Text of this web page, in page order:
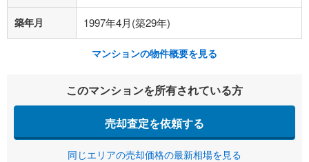
築年月 1997年4月(築29年)
マンションの物件概要を見る
このマンションを所有されている方
売却査定を依頼する
同じエリアの売却価格の最新相場を見る